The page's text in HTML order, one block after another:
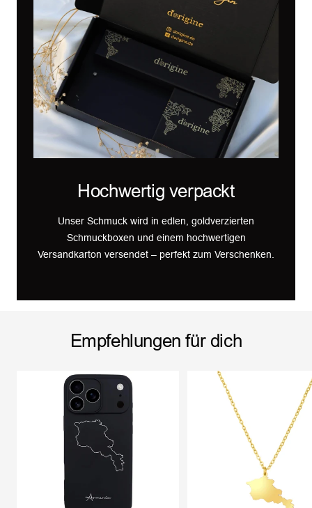
Hochwertig verpackt
Unser Schmuck wird in edlen, goldverzierten
Schmuckboxen und einem hochwertigen
Versandkarton versendet – perfekt zum Verschenken.
Empfehlungen für dich